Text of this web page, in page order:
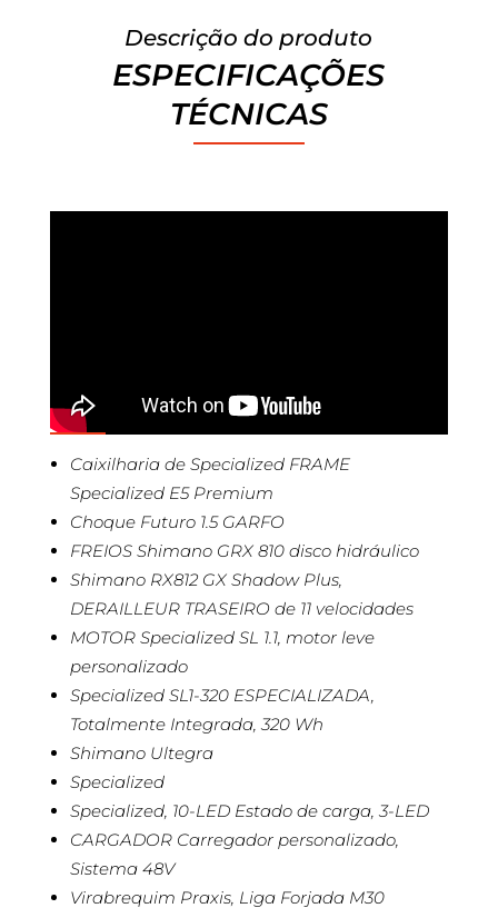
Descrição do produto
ESPECIFICAÇÕES
TÉCNICAS
Caixilharia de Specialized FRAME
Specialized E5 Premium
Choque Futuro 1.5 GARFO
FREIOS Shimano GRX 810 disco hidráulico
Shimano RX812 GX Shadow Plus,
DERAILLEUR TRASEIRO de 11 velocidades
MOTOR Specialized SL 1.1, motor leve
personalizado
Specialized SL1-320 ESPECIALIZADA,
Totalmente Integrada, 320 Wh
Shimano Ultegra
Specialized
Specialized, 10-LED Estado de carga, 3-LED
CARGADOR Carregador personalizado,
Sistema 48V
Virabrequim Praxis, Liga Forjada M30